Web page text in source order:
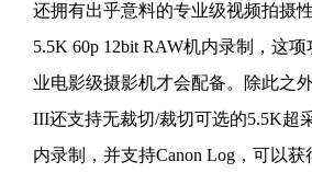
还拥有出乎意料的专业级视频拍摄
5.5K 60p 12bit RAW机内录制，这
业电影级摄影机才会配备。除此之
III还支持无裁切/裁切可选的5.5K超
内录制，并支持Canon Log，可以